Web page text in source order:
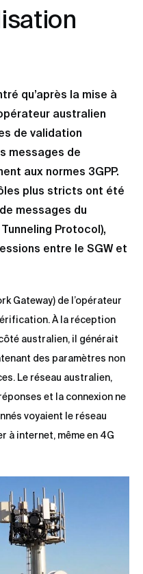
qu’après la mise à
australien
de validation
messages de
aux normes 3GPP.
plus stricts ont été
messages du
Protocol),
entre le SGW et
Gateway) de l’opérateur
À la réception
australien, il générait
des paramètres non
Le réseau australien,
et la connexion ne
voyaient le réseau
à internet, même en 4G